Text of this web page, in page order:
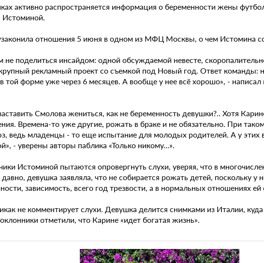
активно распространяется информация о беременности жены
отношения 5 июня в одном из МФЦ Москвы, о чем Истомина
не поделиться инсайдом: одной обсуждаемой невесте,
рекламный проект со съемкой под Новый год. Ответ команды:
той форме уже через 6 месяцев. А вообще у нее всё хорошо», -
Смолова жениться, как не беременность девушки?.. Хотя
Времена-то уже другие, рожать в браке и не обязательно. При
ведь младенцы - то еще испытание для молодых родителей. А у этих
- уверены авторы паблика «Только никому…».
Истоминой пытаются опровергнуть слухи, уверяя, что в
девушка заявляла, что не собирается рожать детей, поскольку у
зависимость, всего год трезвости, а в нормальных отношениях ей
не комментирует слухи. Девушка делится снимками из Италии,
отметили, что Карине «идет богатая жизнь».